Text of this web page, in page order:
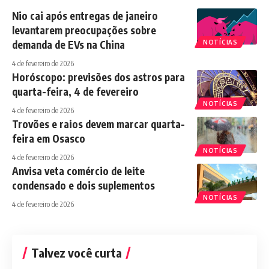
NOTÍCIAS
Nio cai após entregas de janeiro
levantarem preocupações sobre
demanda de EVs na China
4 de fevereiro de 2026
NOTÍCIAS
Horóscopo: previsões dos astros para
quarta-feira, 4 de fevereiro
4 de fevereiro de 2026
NOTÍCIAS
Trovões e raios devem marcar quarta-
feira em Osasco
4 de fevereiro de 2026
NOTÍCIAS
Anvisa veta comércio de leite
condensado e dois suplementos
4 de fevereiro de 2026
Talvez você curta